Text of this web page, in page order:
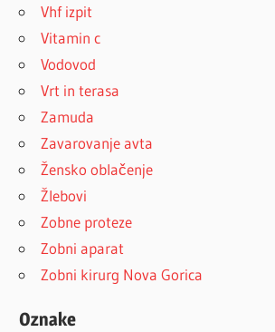
Vhf izpit
Vitamin c
Vodovod
Vrt in terasa
Zamuda
Zavarovanje avta
Žensko oblačenje
Žlebovi
Zobne proteze
Zobni aparat
Zobni kirurg Nova Gorica
Oznake